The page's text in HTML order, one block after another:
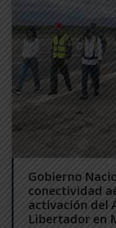
Gobierno
conectividad
activación del
Libertador en